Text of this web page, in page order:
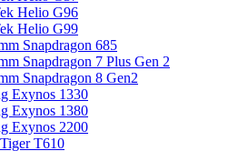
Helio G96
Helio G99
Snapdragon 685
Snapdragon 7 Plus Gen 2
Snapdragon 8 Gen2
Exynos 1330
Exynos 1380
Exynos 2200
T610